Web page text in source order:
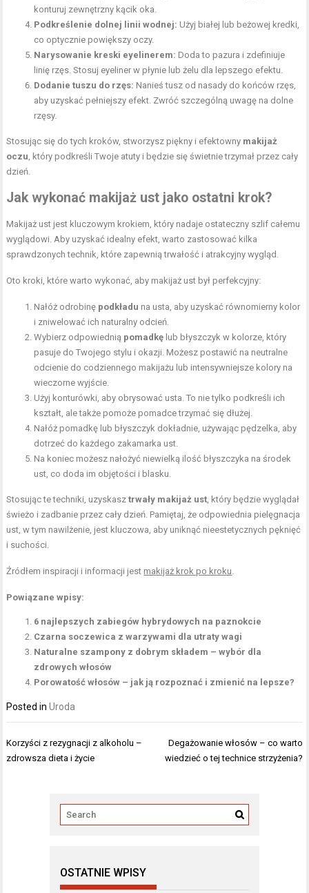
konturuj zewnętrzny kącik oka.
Podkreślenie dolnej linii wodnej: Użyj białej lub beżowej kredki,
co optycznie powiększy oczy.
Narysowanie kreski eyelinerem: Doda to pazura i zdefiniuje
linię rzęs. Stosuj eyeliner w płynie lub żelu dla lepszego efektu.
Dodanie tuszu do rzęs: Nanieś tusz od nasady do końców rzęs,
aby uzyskać pełniejszy efekt. Zwróć szczególną uwagę na dolne
rzęsy.
Stosując się do tych kroków, stworzysz piękny i efektowny makijaż
oczu , który podkreśli Twoje atuty i będzie się świetnie trzymał przez cały
dzień.
Jak wykonać makijaż ust jako ostatni krok?
Makijaż ust jest kluczowym krokiem, który nadaje ostateczny szlif całemu
wyglądowi. Aby uzyskać idealny efekt, warto zastosować kilka
sprawdzonych technik, które zapewnią trwałość i atrakcyjny wygląd.
Oto kroki, które warto wykonać, aby makijaż ust był perfekcyjny:
Nałóż odrobinę podkładu na usta, aby uzyskać równomierny kolor
i zniwelować ich naturalny odcień.
Wybierz odpowiednią pomadkę lub błyszczyk w kolorze, który
pasuje do Twojego stylu i okazji. Możesz postawić na neutralne
odcienie do codziennego makijażu lub intensywniejsze kolory na
wieczorne wyjście.
Użyj konturówki, aby obrysować usta. To nie tylko podkreśli ich
kształt, ale także pomoże pomadce trzymać się dłużej.
Nałóż pomadkę lub błyszczyk dokładnie, używając pędzelka, aby
dotrzeć do każdego zakamarka ust.
Na koniec możesz nałożyć niewielką ilość błyszczyka na środek
ust, co doda im objętości i blasku.
Stosując te techniki, uzyskasztrwały makijaż ust , który będzie wyglądał
świeżo i zadbanie przez cały dzień. Pamiętaj, że odpowiednia pielęgnacja
ust, w tym nawilżenie, jest kluczowa, aby uniknąć nieestetycznych pęknięć
i suchości.
Źródłem inspiracji i informacji jest makijaż krok po kroku
Powiązane wpisy:
6 najlepszych zabiegów hybrydowych na paznokcie
Czarna soczewica z warzywami dla utraty wagi
Naturalne szampony z dobrym składem – wybór dla
zdrowych włosów
Porowatość włosów – jak ją rozpoznać i zmienić na lepsze?
Posted inUroda
Nawigacja
wpisu
Korzyści z rezygnacji z alkoholu –
zdrowsza dieta i życie
Degażowanie włosów – co warto
wiedzieć o tej technice strzyżenia?
OSTATNIE WPISY